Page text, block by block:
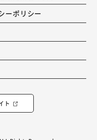
ーポリシー
ト